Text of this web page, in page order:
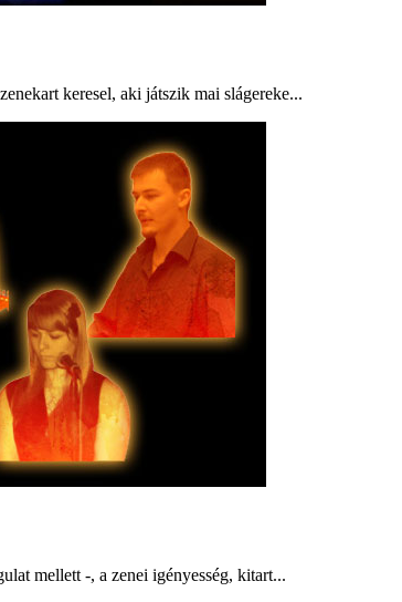
keresel, aki játszik mai slágereke...
mellett -, a zenei igényesség, kitart...